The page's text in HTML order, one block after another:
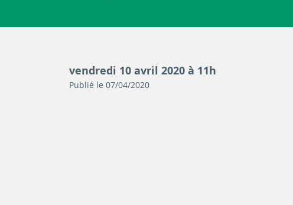
vendredi 10 avril 2020 à 11h
Publié le 07/04/2020